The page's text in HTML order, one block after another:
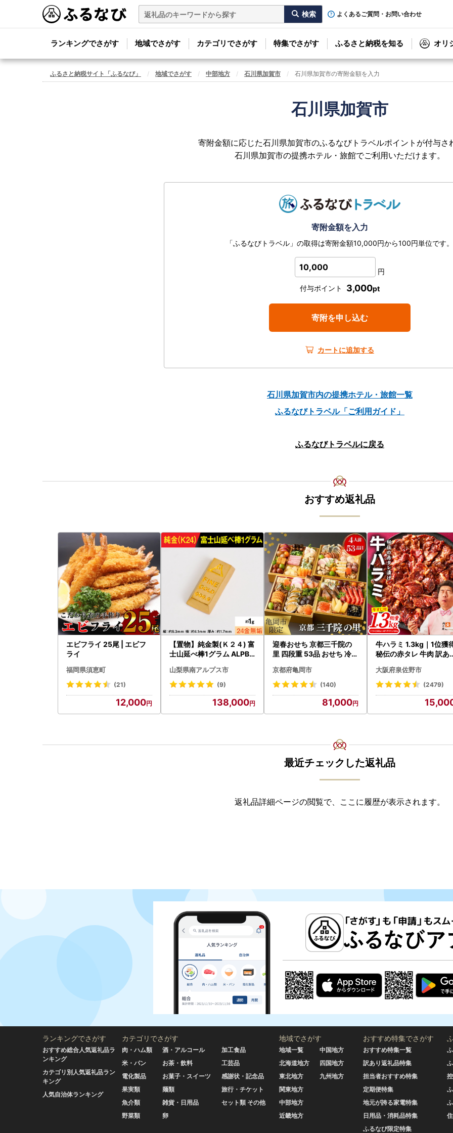
よくあるご質問・お問い合わせ
ランキングでさがす 地域でさがす カテゴリでさがす 特集でさがす ふるさと納税を知る オリ
ふるさと納税サイト「ふるなび」 地域でさがす 中部地方 石川県加賀市 石川県加賀市の寄附金額を入力
石川県加賀市
寄附金額に応じた石川県加賀市のふるなびトラベルポイントが付与さ
石川県加賀市の提携ホテル・旅館でご利用いただけます。
寄附金額を入力
「ふるなびトラベル」の取得は寄附金額10,000円から100円単位です。
10,000
円
付与ポイント
3,000pt
寄附を申し込む
カートに追加する
石川県加賀市内の提携ホテル・旅館一覧
ふるなびトラベル「ご利用ガイド」
ふるなびトラベルに戻る
おすすめ返礼品
エビフライ 25尾 | エビフ
ライ
福岡県須恵町
(21)
12,000
【置物】純金製(Ｋ２４) 富
士山延べ棒1グラム ALPBK
山梨県南アルプス市
(9)
138,000
迎春おせち 京都三千院の
里 四段重 53品 おせち 冷蔵
京都府亀岡市
(140)
81,000
牛ハラミ 1.3kg｜1位獲
秘伝の赤タレ 牛肉 訳あ
大阪府泉佐野市
(2479)
最近チェックした返礼品
返礼品詳細ページの閲覧で、ここに履歴が表示されます。
ランキングでさがす
おすすめ総合人気返礼品ラ
ンキング
カテゴリ別人気返礼品ラン
キング
人気自治体ランキング
カテゴリでさがす
肉・ハム類
米・パン
電化製品
果実類
魚介類
野菜類
酒・アルコール
お茶・飲料
お菓子・スイーツ
麺類
雑貨・日用品
卵
加工食品
工芸品
感謝状・記念品
旅行・チケット
セット類 その他
地域でさがす
地域一覧
北海道地方
東北地方
関東地方
中部地方
近畿地方
中国地方
四国地方
九州地方
おすすめ特集でさがす
おすすめ特集一覧
訳あり返礼品特集
担当者おすすめ特集
定期便特集
地元が誇る家電特集
日用品・消耗品特集
ふるなび限定特集